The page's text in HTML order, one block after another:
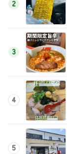
2
3
4
5